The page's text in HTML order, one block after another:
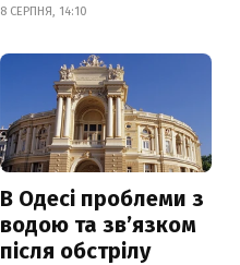
8 СЕРПНЯ, 14:10
В Одесі проблеми з
водою та звʼязком
після обстрілу